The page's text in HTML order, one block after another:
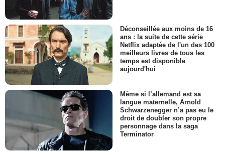
Déconseillée aux moins de 16
ans : la suite de cette série
Netflix adaptée de l'un des 100
meilleurs livres de tous les
temps est disponible
aujourd'hui
Même si l’allemand est sa
langue maternelle, Arnold
Schwarzenegger n’a pas eu le
droit de doubler son propre
personnage dans la saga
Terminator